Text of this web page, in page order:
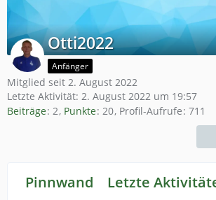
Otti2022
Anfänger
Mitglied seit 2. August 2022
Letzte Aktivität: 2. August 2022 um 19:57
Beiträge 2 Punkte 20 Profil-Aufrufe 711
Pinnwand Letzte